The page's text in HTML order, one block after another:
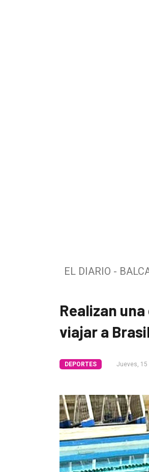
Entrevistas
Fúnebres
Empresa
Nosotros
Contacto
EL DIARIO -
Realizan
viajar a
DEPORTES Jueves, 15